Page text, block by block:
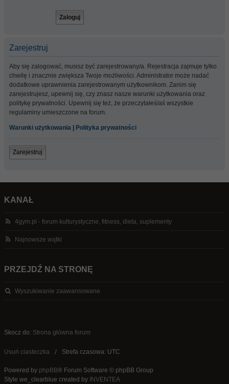
Zarejestruj
Aby się zalogować, musisz być zarejestrowany/a. Rejestracja zajmuje tylko
chwilę i znacznie zwiększa Twoje możliwości. Administrator może nadać
dodatkowe uprawnienia zarejestrowanym użytkownikom. Zanim się
zarejestrujesz, upewnij się, czy znasz nasze warunki użytkowania oraz
politykę prywatności. Upewnij się też, że przeczytałeś/aś wszystkie
regulaminy umieszczone na forum.
Warunki użytkowania Polityka prywatności
Zarejestruj
KANAŁ
4gym.pl - forum kulturystyczne, fitness, dieta, suplementy
Najnowsze wątki
PRZEJDŹ NA STRONĘ
Wyszukiwanie zaawansowane
Skocz do: Strona główna forum
Usuń ciasteczka Strefa czasowa: UTC
Powered by phpBB® Forum Software © phpBB Group
Style we_clearblue created by INVENTEA